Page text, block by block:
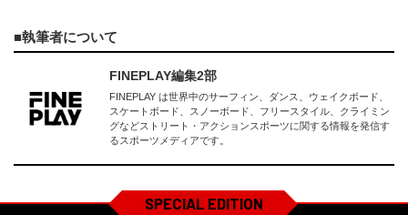
執筆者について
FINEPLAY編集2部
FINEPLAY は世界中のサーフィン、ダンス、ウェイクボード、
スケートボード、スノーボード、フリースタイル、クライミン
グなどストリート・アクションスポーツに関する情報を発信す
るスポーツメディアです。
SPECIAL EDITION